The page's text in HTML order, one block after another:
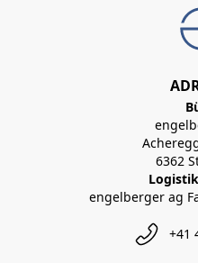
6362
engelberger ag
+41